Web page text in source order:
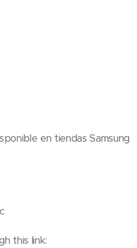
en tiendas Samsung
this link: